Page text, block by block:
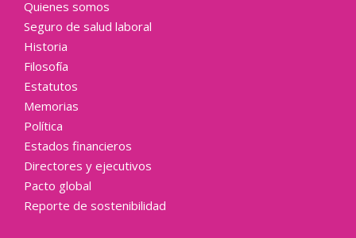
Quienes somos
Seguro de salud laboral
Historia
Filosofía
Estatutos
Memorias
Política
Estados financieros
Directores y ejecutivos
Pacto global
Reporte de sostenibilidad